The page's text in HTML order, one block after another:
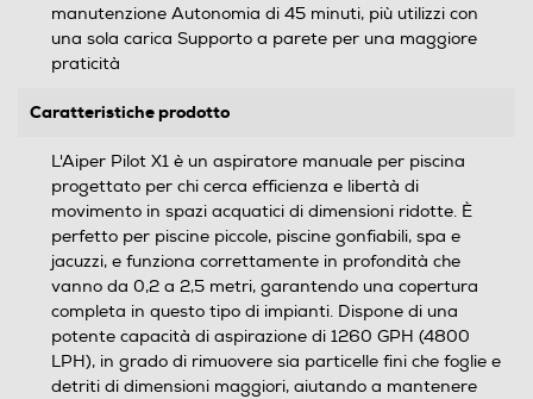
manutenzione Autonomia di 45 minuti, più utilizzi con
una sola carica Supporto a parete per una maggiore
praticità
Caratteristiche prodotto
L'Aiper Pilot X1 è un aspiratore manuale per piscina
progettato per chi cerca efficienza e libertà di
movimento in spazi acquatici di dimensioni ridotte. È
perfetto per piscine piccole, piscine gonfiabili, spa e
jacuzzi, e funziona correttamente in profondità che
vanno da 0,2 a 2,5 metri, garantendo una copertura
completa in questo tipo di impianti. Dispone di una
potente capacità di aspirazione di 1260 GPH (4800
LPH), in grado di rimuovere sia particelle fini che foglie e
detriti di dimensioni maggiori, aiutando a mantenere